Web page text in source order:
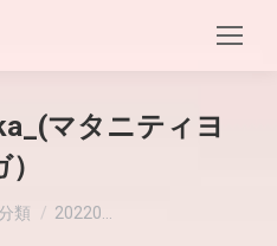
マタニティヨ
類 20220…